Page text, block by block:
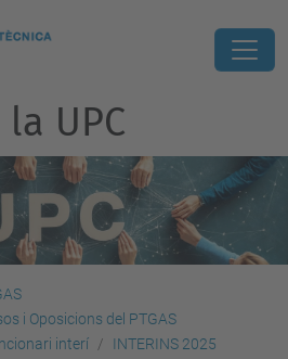
UPC
i Oposicions del PTGAS
interí
INTERINS 2025